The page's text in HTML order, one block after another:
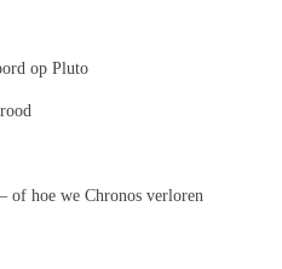
op Pluto
hoe we Chronos verloren